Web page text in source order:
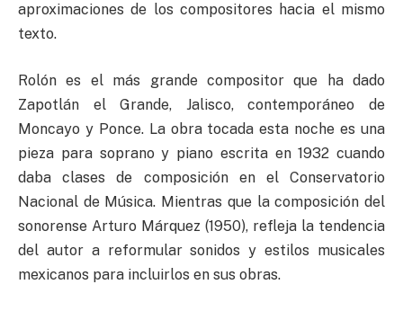
aproximaciones de los compositores hacia el mismo
texto.
Rolón es el más grande compositor que ha dado
Zapotlán el Grande, Jalisco, contemporáneo de
Moncayo y Ponce. La obra tocada esta noche es una
pieza para soprano y piano escrita en 1932 cuando
daba clases de composición en el Conservatorio
Nacional de Música. Mientras que la composición del
sonorense Arturo Márquez (1950), refleja la tendencia
del autor a reformular sonidos y estilos musicales
mexicanos para incluirlos en sus obras.